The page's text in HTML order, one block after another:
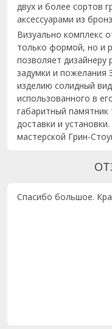
двух и более сортов
аксессуарами из
Визуально комплекс
только формой, но и
позволяет дизайнеру
задумки и пожелания
изделию солидный
использованного в
габаритный
доставки и
мастерской Грин-
Спасибо большое.